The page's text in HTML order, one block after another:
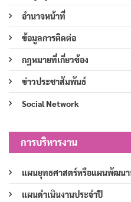
อำนาจหน้าที่
ข้อมูลการติดต่อ
กฎหมายที่เกี่ยวข้อง
ข่าวประชาสัมพันธ์
Social Network
การบริหารงาน
แผนยุทธศาสตร์หรือแผนพัฒนา
แผนดำเนินงานประจำปี